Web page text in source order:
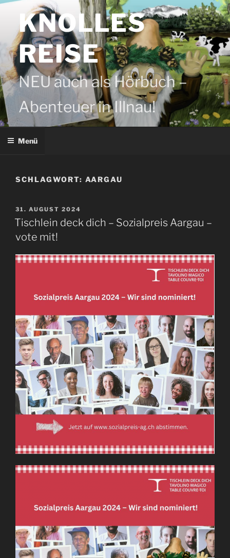
Zum
springenKNOLLES
REISE
NEU auch als Hörbuch –
Abenteuer in Illnau!
Menü
SCHLAGWORT: AARGAU
VERÖFFENTLICHT
AM
31. AUGUST 2024
Tischlein deck dich – Sozialpreis Aargau –
vote mit!